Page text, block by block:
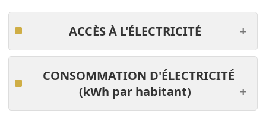
ACCÈS À L'ÉLECTRICITÉ
CONSOMMATION D'ÉLECTRICITÉ
(kWh par habitant)